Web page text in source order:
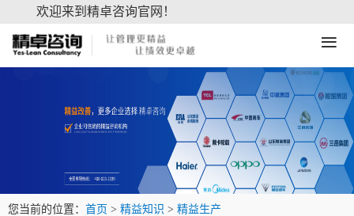
欢迎来到精卓咨询官网！
≡
您当前的位置： 首页 > 精益知识 > 精益生产